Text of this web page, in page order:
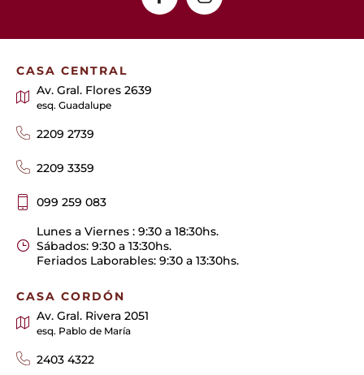
CASA CENTRAL
Av. Gral. Flores 2639
esq. Guadalupe
2209 2739
2209 3359
099 259 083
Lunes a Viernes : 9:30 a 18:30hs.
Sábados: 9:30 a 13:30hs.
Feriados Laborables: 9:30 a 13:30hs.
CASA CORDÓN
Av. Gral. Rivera 2051
esq. Pablo de María
2403 4322